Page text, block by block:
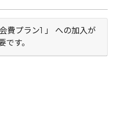
費プラン1 」 への加入が
です。